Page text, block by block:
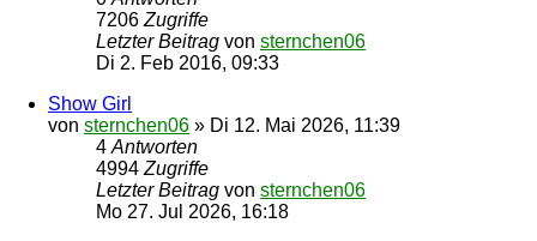
7206 Zugriffe
Letzter Beitrag von sternchen06
Di 2. Feb 2016, 09:33
Show Girl
von sternchen06 » Di 12. Mai 2026, 11:39
4 Antworten
4994 Zugriffe
Letzter Beitrag von sternchen06
Mo 27. Jul 2026, 16:18